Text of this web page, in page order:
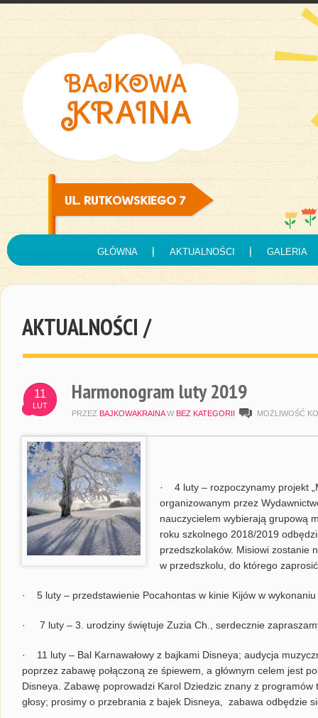
GŁÓWNA AKTUALNOŚCI GALERIA
AKTUALNOŚCI /
11
LUT
Harmonogram luty 2019
PRZEZ BAJKOWAKRAINA W BEZ KATEGORII MOŻLIWOŚĆ
·
4 luty – rozpoczynamy projekt
organizowanym przez
nauczycielem wybierają grupową
roku szkolnego 2018/2019
przedszkolaków. Misiowi zostanie
w przedszkolu, do którego
· 5 luty – przedstawienie Pocahontas w kinie Kijów w
· 7 luty – 3. urodziny świętuje Zuzia Ch., serdecznie
· 11 luty – Bal Karnawałowy z bajkami Disneya; audycja
poprzez zabawę połączoną ze śpiewem, a głównym celem jest
Disneya. Zabawę poprowadzi Karol Dziedzic znany z programów
głosy; prosimy o przebrania z bajek Disneya, zabawa odbędzie